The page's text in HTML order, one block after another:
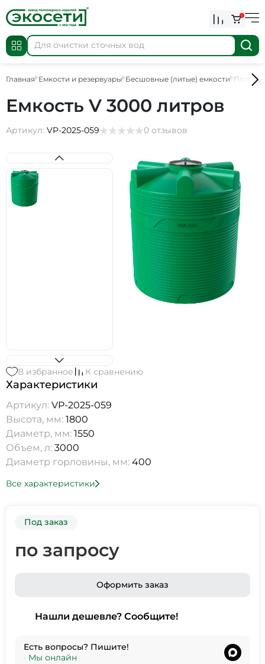
0
Главная Емкости и резервуары Бесшовные (литые) емкости
Емкость V 3000 литров
Артикул: VP-2025-059 0 отзывов
В избранное К сравнению
Характеристики
Артикул: VP-2025-059
Высота, мм: 1800
Диаметр, мм: 1550
Объем, л: 3000
Диаметр горловины, мм: 400
Все характеристики
Под заказ
по запросу
Оформить заказ
Нашли дешевле? Сообщите!
Есть вопросы? Пишите!
• Мы онлайн